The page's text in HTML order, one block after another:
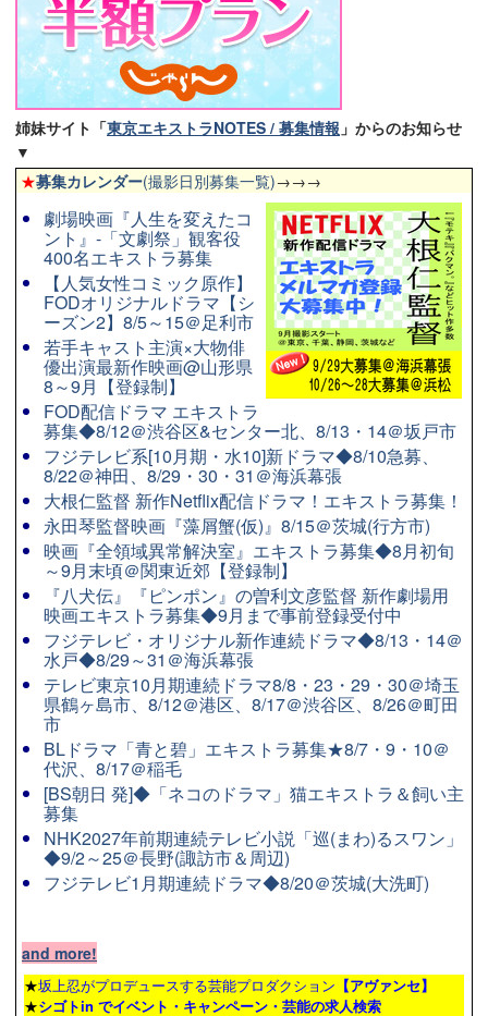
姉妹サイト「東京エキストラNOTES / 募集情報 」からのお知らせ
▼
★募集カレンダー(撮影日別募集一覧)→→→
劇場映画『人生を変えたコ
ント』-「文劇祭」観客役
400名エキストラ募集
【人気女性コミック原作】
FODオリジナルドラマ【シ
ーズン2】8/5～15＠足利市
若手キャスト主演×大物俳
優出演最新作映画@山形県
8～9月【登録制】
FOD配信ドラマ エキストラ
募集◆8/12＠渋谷区&センター北、8/13・14＠坂戸市
フジテレビ系[10月期・水10]新ドラマ◆8/10急募、
8/22＠神田、8/29・30・31＠海浜幕張
大根仁監督 新作Netflix配信ドラマ！エキストラ募集！
永田琴監督映画『藻屑蟹(仮)』8/15＠茨城(行方市)
映画『全領域異常解決室』エキストラ募集◆8月初旬
～9月末頃＠関東近郊【登録制】
『八犬伝』『ピンポン』の曽利文彦監督 新作劇場用
映画エキストラ募集◆9月まで事前登録受付中
フジテレビ・オリジナル新作連続ドラマ◆8/13・14＠
水戸◆8/29～31＠海浜幕張
テレビ東京10月期連続ドラマ8/8・23・29・30＠埼玉
県鶴ヶ島市、8/12＠港区、8/17＠渋谷区、8/26＠町田
市
BLドラマ「青と碧」エキストラ募集★8/7・9・10＠
代沢、8/17＠稲毛
[BS朝日 発]◆「ネコのドラマ」猫エキストラ＆飼い主
募集
NHK2027年前期連続テレビ小説「巡(まわ)るスワン」
◆9/2～25＠長野(諏訪市＆周辺)
フジテレビ1月期連続ドラマ◆8/20＠茨城(大洗町)
and more!
★坂上忍がプロデュースする芸能プロダクション 【アヴァンセ】
★シゴトin でイベント・キャンペーン・芸能の求人検索